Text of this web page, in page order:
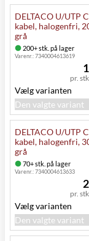
DELTACO U/UTP
kabel, halogenfri,
grå
200+ stk. på lager
Varenr.:7340004613619
pr. stk.
Vælg varianten
Den valgte variant
DELTACO U/UTP
kabel, halogenfri,
grå
70+ stk. på lager
Varenr.:7340004613633
pr. stk.
Vælg varianten
Den valgte variant